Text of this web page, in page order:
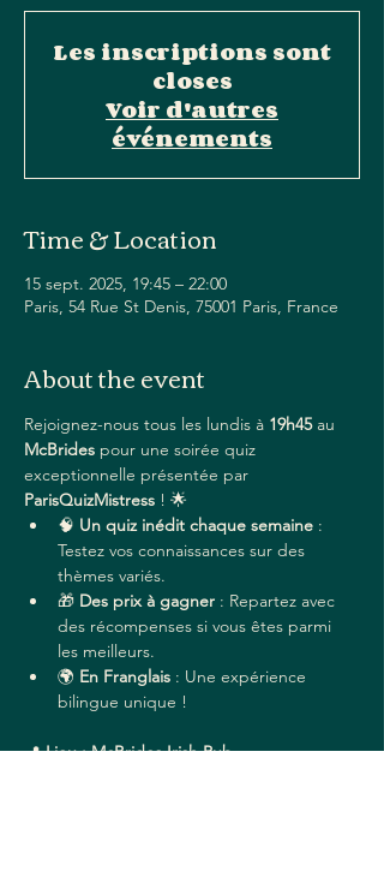
Les inscriptions sont
closes
Voir d'autres
événements
Time & Location
15 sept. 2025, 19:45 – 22:00
Paris, 54 Rue St Denis, 75001 Paris, France
About the event
Rejoignez-nous tous les lundis à 19h45 au
McBrides pour une soirée quiz
exceptionnelle présentée par
ParisQuizMistress ! 🌟
🧠 Un quiz inédit chaque semaine :
Testez vos connaissances sur des
thèmes variés.
🎁 Des prix à gagner : Repartez avec
des récompenses si vous êtes parmi
les meilleurs.
🌍 En Franglais : Une expérience
bilingue unique !
📍 Lieu : McBrides Irish Pub